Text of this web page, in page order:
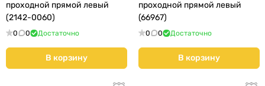
проходной прямой левый
(2142-0060)
0 0 Достаточно
В корзину
проходной прямой левый
(66967)
0 0 Достаточно
В корзину